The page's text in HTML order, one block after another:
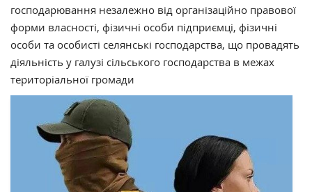
господарювання незалежно від організаційно правової
форми власності, фізичні особи підприємці, фізичні
особи та особисті селянські господарства, що провадять
діяльність у галузі сільського господарства в межах
територіальної громади